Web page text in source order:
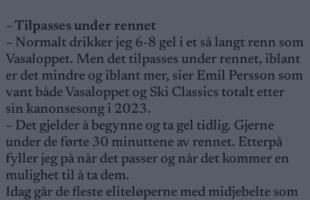
– Tilpasses under rennet
– Normalt drikker jeg 6-8 gel i et så langt renn som
Vasaloppet. Men det tilpasses under rennet, iblant
er det mindre og iblant mer, sier Emil Persson som
vant både Vasaloppet og Ski Classics totalt etter
sin kanonsesong i 2023.
– Det gjelder å begynne og ta gel tidlig. Gjerne
under de førte 30 minuttene av rennet. Etterpå
fyller jeg på når det passer og når det kommer en
mulighet til å ta dem.
Idag går de fleste eliteløperne med midjebelte som